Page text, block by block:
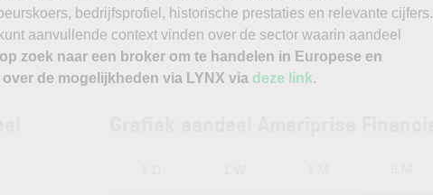
bedrijfsprofiel, historische prestaties en relevante cijfers.
aanvullende context vinden over de sector waarin aandeel
zoek naar een broker om te handelen in Europese en
de mogelijkheden via LYNX via deze link.